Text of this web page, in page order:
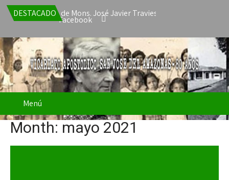
DESTACADO
la renuncia de Mons. José Javier Travieso como Vicario
Facebook
Menú
Month: mayo 2021